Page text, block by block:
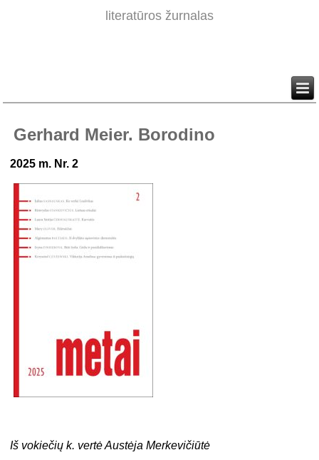
literatūros žurnalas
Gerhard Meier. Borodino
2025 m. Nr. 2
Iš vokiečių k. vertė Austėja Merkevičiūtė